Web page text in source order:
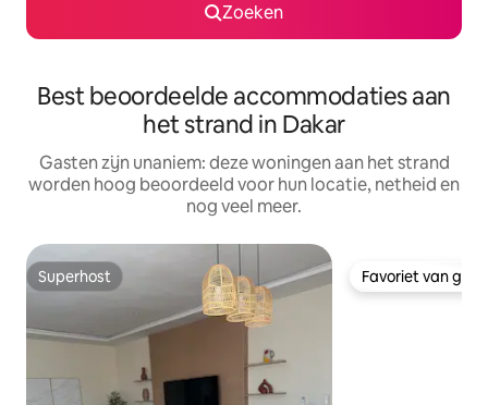
Zoeken
Best beoordeelde accommodaties aan
het strand in Dakar
Gasten zijn unaniem: deze woningen aan het strand
worden hoog beoordeeld voor hun locatie, netheid en
nog veel meer.
Superhost
Superhost Favoriet van
Favoriet van